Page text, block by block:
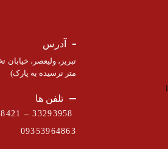
آدرس
متر نرسیده به پارک)
تلفن ها
09353964863